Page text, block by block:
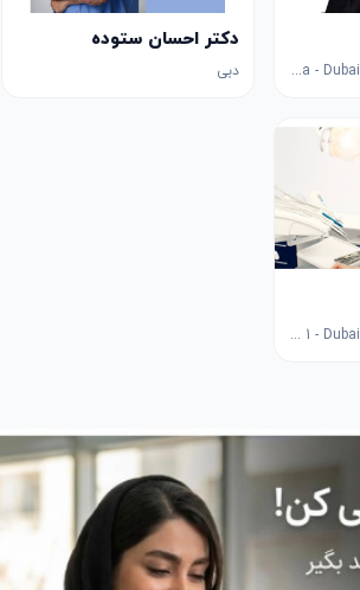
Salah Al Din Metro Station 1 - Deira - Dubai - United Arab Emirates
دکتر احسان ستوده
دبی
Jumeirah 1 - Dubai - United Arab Emirates